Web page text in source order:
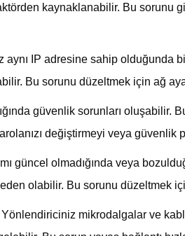
kaynaklanabilir. Bu sorunu
aynı IP adresine sahip olduğunda
Bu sorunu düzeltmek için ağ
güvenlik sorunları
değiştirmeyi veya
güncel olmadığında veya
olabilir. Bu sorunu düzeltmek
Yönlendiriciniz mikrodalgalar ve